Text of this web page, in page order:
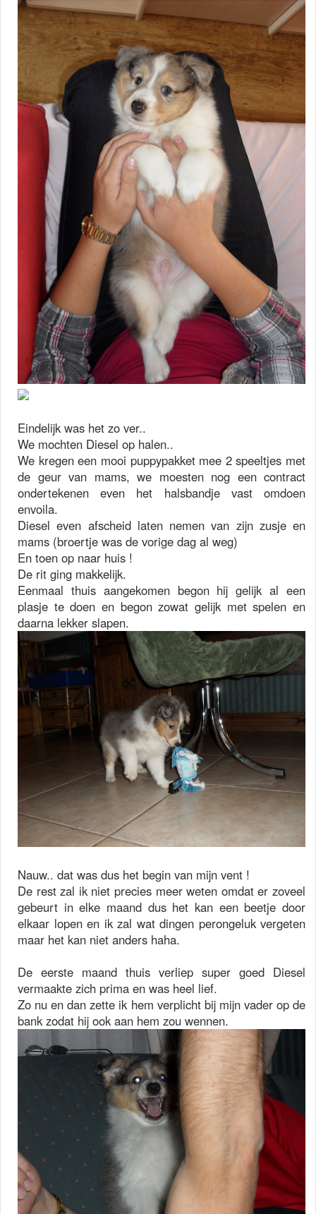
Eindelijk was het zo ver..
We mochten Diesel op halen..
We kregen een mooi puppypakket mee 2 speeltjes met
de geur van mams, we moesten nog een contract
ondertekenen even het halsbandje vast omdoen
envoila.
Diesel even afscheid laten nemen van zijn zusje en
mams (broertje was de vorige dag al weg)
En toen op naar huis !
De rit ging makkelijk.
Eenmaal thuis aangekomen begon hij gelijk al een
plasje te doen en begon zowat gelijk met spelen en
daarna lekker slapen.
Nauw.. dat was dus het begin van mijn vent !
De rest zal ik niet precies meer weten omdat er zoveel
gebeurt in elke maand dus het kan een beetje door
elkaar lopen en ik zal wat dingen perongeluk vergeten
maar het kan niet anders haha.
De eerste maand thuis verliep super goed Diesel
vermaakte zich prima en was heel lief.
Zo nu en dan zette ik hem verplicht bij mijn vader op de
bank zodat hij ook aan hem zou wennen.